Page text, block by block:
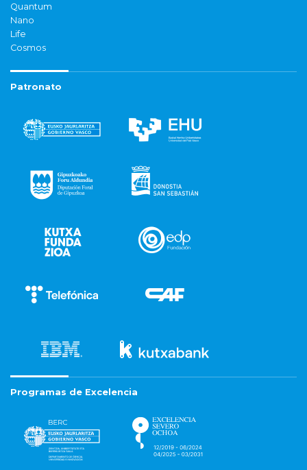
Quantum
Nano
Life
Cosmos
Patronato
Programas de Excelencia